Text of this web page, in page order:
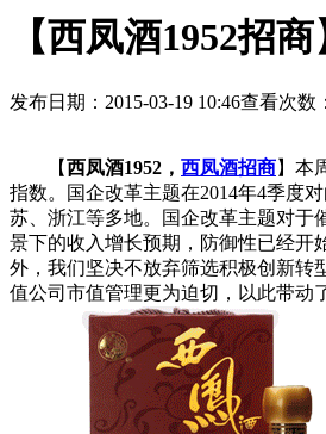
【西凤酒1952招
发布日期：2015-03-19 10:46查看次数：
【西凤酒1952， 西凤酒招商】本
指数。国企改革主题在2014年4季度
苏、浙江等多地。国企改革主题对于
景下的收入增长预期，防御性已经开
外，我们坚决不放弃筛选积极创新
值公司市值管理更为迫切，以此带动